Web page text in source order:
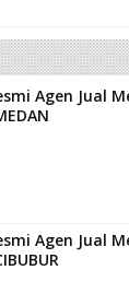
Agen Jual
Agen Jual